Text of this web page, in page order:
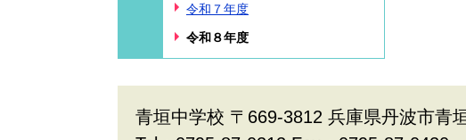
令和７年度
令和８年度
青垣中学校 〒669-3812 兵庫県丹波市青